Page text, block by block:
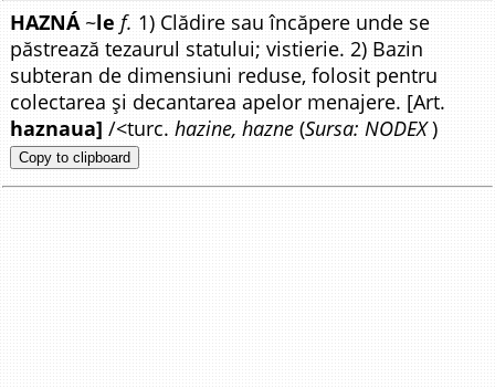
HAZNÁ ~le f. 1) Clădire sau încăpere unde se
păstrează tezaurul statului; vistierie. 2) Bazin
subteran de dimensiuni reduse, folosit pentru
colectarea și decantarea apelor menajere. [Art.
haznaua] /<turc.hazine, hazne(Sursa: NODEX)
Copy to clipboard